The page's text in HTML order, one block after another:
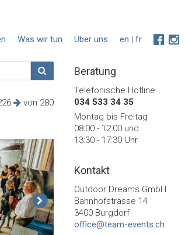
en | fr
Über uns
Was wir tun
von 280
Beratung
Telefonische Hotline
034 533 34 35
Montag bis Freitag
08:00 - 12:00 und
13:30 - 17:30 Uhr
Kontakt
Outdoor Dreams GmbH
Bahnhofstrasse 14
3400 Burgdorf
office@team-events.ch